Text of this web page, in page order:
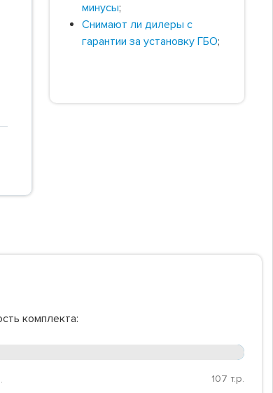
минусы;
Снимают ли дилеры с
гарантии за установку ГБО;
комплекта:
107 т.р.